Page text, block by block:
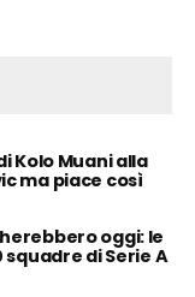
Kolo Muani alla
ma piace così
oggi: le
di Serie A